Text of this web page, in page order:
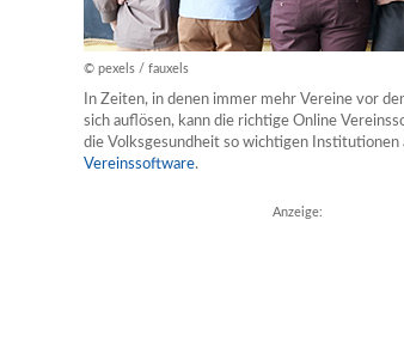
© pexels / fauxels
In Zeiten, in denen immer mehr Vereine vor
sich auflösen, kann die richtige Online
die Volksgesundheit so wichtigen Institutionen
Vereinssoftware.
Anzeige: